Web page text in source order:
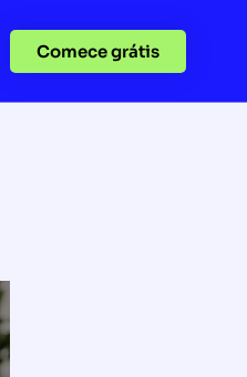
Comece grátis